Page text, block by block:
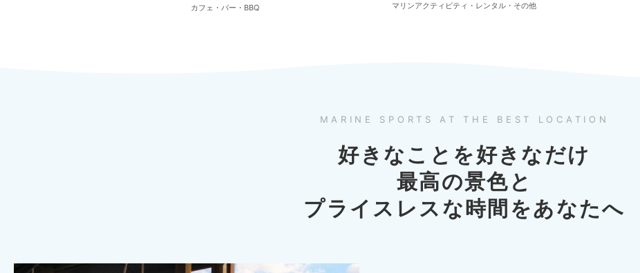
カフェ・バー・BBQ マリンアクティビティ・レンタル・その他
MARINE SPORTS AT THE BEST LOCATION
好きなことを好きなだけ
最高の景色と
プライスレスな時間をあなたへ